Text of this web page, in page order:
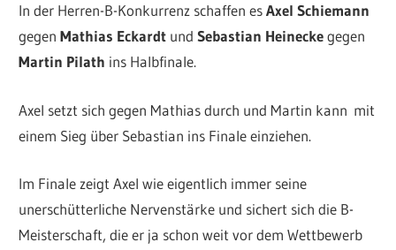
In der Herren-B-Konkurrenz schaffen esAxel Schiemann
gegenMathias Eckardt undSebastian Heineckegegen
Martin Pilath ins Halbfinale.
Axel setzt sich gegen Mathias durch und Martin kann mit
einem Sieg über Sebastian ins Finale einziehen.
Im Finale zeigt Axel wie eigentlich immer seine
unerschütterliche Nervenstärke und sichert sich die B-
Meisterschaft, die er ja schon weit vor dem Wettbewerb